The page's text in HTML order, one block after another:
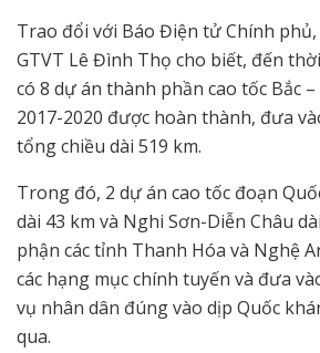
Trao đổi với Báo Điện tử Chính
GTVT Lê Đình Thọ cho biết, đến
có 8 dự án thành phần cao tốc Bắc
2017-2020 được hoàn thành, đưa
tổng chiều dài 519 km.
Trong đó, 2 dự án cao tốc đoạn
dài 43 km và Nghi Sơn-Diễn Châu
phận các tỉnh Thanh Hóa và Nghệ
các hạng mục chính tuyến và đưa
vụ nhân dân đúng vào dịp Quốc
qua.